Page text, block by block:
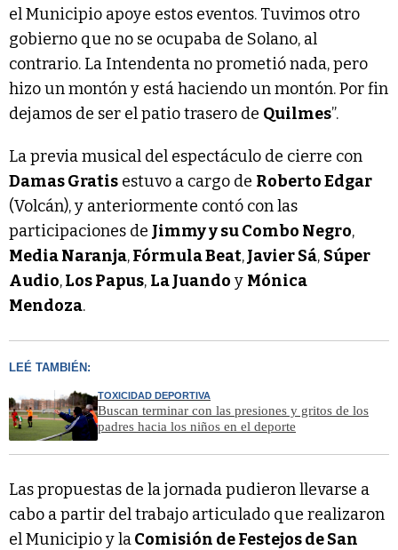
el Municipio apoye estos eventos. Tuvimos otro
gobierno que no se ocupaba de Solano, al
contrario. La Intendenta no prometió nada, pero
hizo un montón y está haciendo un montón. Por fin
dejamos de ser el patio trasero de Quilmes”.
La previa musical del espectáculo de cierre con
Damas Gratis estuvo a cargo de Roberto Edgar
(Volcán), y anteriormente contó con las
participaciones de Jimmy y su Combo Negro,
Media Naranja,Fórmula Beat,Javier Sá, Súper
Audio,Los Papus, La Juando y Mónica
Mendoza.
LEÉ TAMBIÉN:
TOXICIDAD DEPORTIVA
Buscan terminar con las presiones y gritos de los
padres hacia los niños en el deporte
Las propuestas de la jornada pudieron llevarse a
cabo a partir del trabajo articulado que realizaron
el Municipio y laComisión de Festejos de San